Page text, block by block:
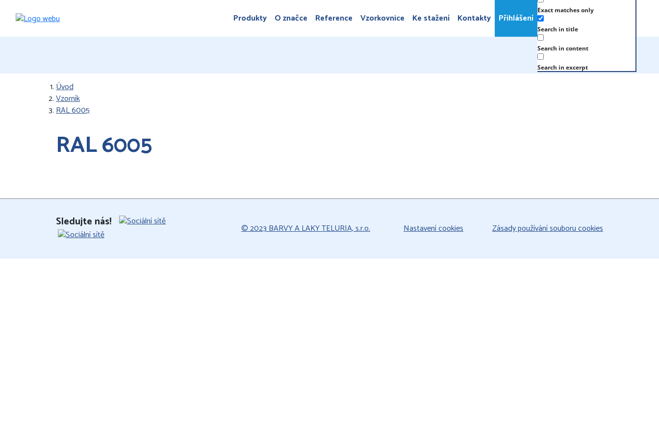
Produkty O značce Reference Vzorkovnice Ke stažení Kontakty Přihlášení
Exact matches only
Search in title
Search in content
Search in excerpt
Úvod
Vzorník
RAL 6005
RAL 6005
Sledujte nás! © 2023 BARVY A LAKY TELURIA, s.r.o. Nastavení cookies Zásady používání souboru cookies